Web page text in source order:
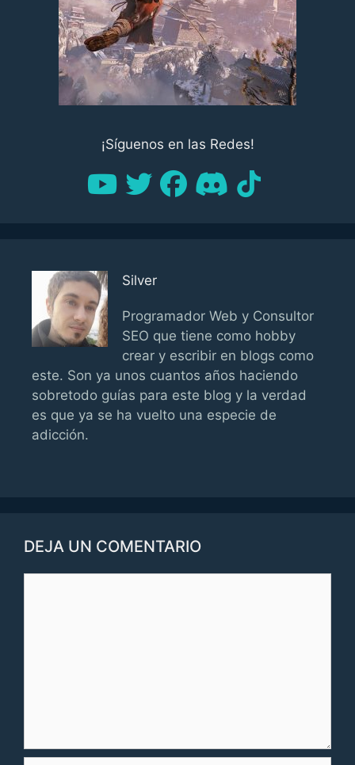
¡Síguenos en las Redes!
Silver
Programador Web y Consultor
SEO que tiene como hobby
crear y escribir en blogs como
este. Son ya unos cuantos años haciendo
sobretodo guías para este blog y la verdad
es que ya se ha vuelto una especie de
adicción.
DEJA UN COMENTARIO